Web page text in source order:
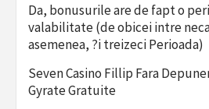
Da, bonusurile are de fapt o
valabilitate (de obicei intre
asemenea, ?i treizeci Perioada)
Seven Casino Fillip Fara
Gyrate Gratuite